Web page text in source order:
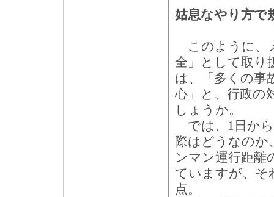
姑息なやり方で
このように、
全」として取り
は、「多くの事
心」と、行政の
しょうか。
では、1日から
際はどうなのか
ンマン運行距離
ていますが、そ
点。